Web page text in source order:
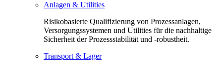
Anlagen & Utilities
Risikobasierte Qualifizierung von Prozessanlagen,
Versorgungssystemen und Utilities für die nachhaltige
Sicherheit der Prozessstabilität und -robustheit.
Transport & Lager